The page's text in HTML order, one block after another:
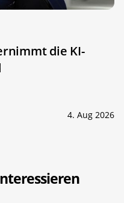
die KI-
4. Aug 2026